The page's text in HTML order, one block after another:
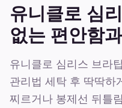
유니클로 심
없는 편안함
유니클로 심리스 브라
관리법 세탁 후 딱딱하
찌르거나 봉제선 뒤틀